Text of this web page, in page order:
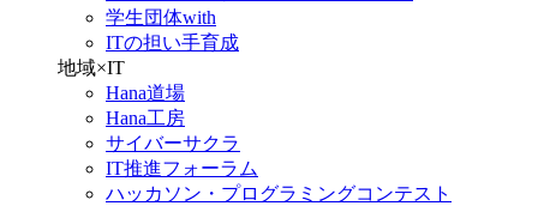
学生団体with
ITの担い手育成
地域×IT
Hana道場
Hana工房
サイバーサクラ
IT推進フォーラム
ハッカソン・プログラミングコンテスト